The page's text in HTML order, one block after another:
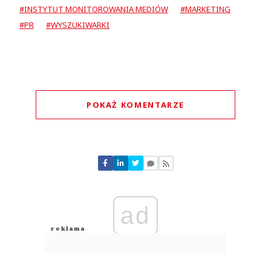
#INSTYTUT MONITOROWANIA MEDIÓW
#MARKETING
#PR
#WYSZUKIWARKI
POKAŻ KOMENTARZE
Nie znaleziono komentarzy
Zostaw swoje komentarze
Anuluj
ad